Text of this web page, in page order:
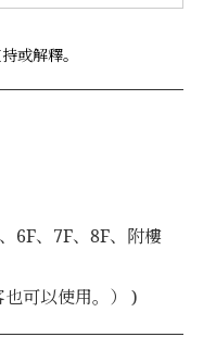
或解釋。
6F、7F、8F、附樓
可以使用。） )